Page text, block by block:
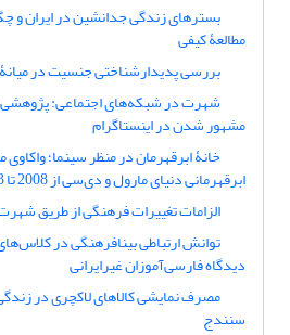
بسترهای زندگی جدانشین در ایران و
مطالعۀ کیفی
بررسی پدیدارشناختی جنسیت در
شهرت در شبکه‌های اجتماعی: پژوهشی
مشهور شدن در اینستاگرام
خانۀ ابرقهرمان در منظر سینما؛
ابرقهرمانی دنیای مارول و دی‌سی از 2008 تا 2023
الزامات تغییرات فرهنگی از طریق
توانش ارتباطی بینافرهنگی در
دیدگاه فارسی‌آموزان غیرایرانی
مصرف نمایشی کالاهای لاکچری در
سنندج